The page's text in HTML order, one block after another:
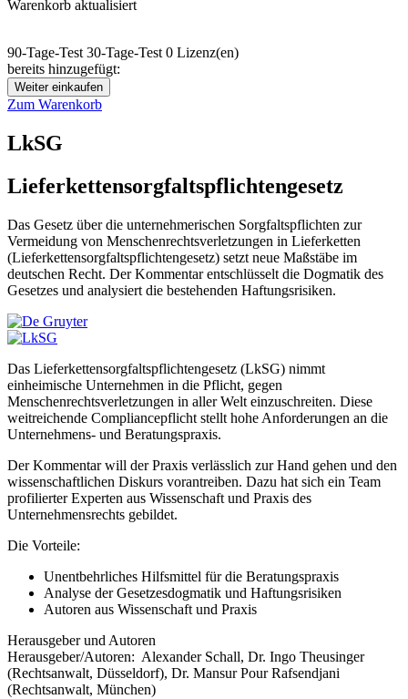
Warenkorb aktualisiert
90-Tage-Test 30-Tage-Test 0 Lizenz(en)
bereits hinzugefügt:
Weiter einkaufen
Zum Warenkorb
LkSG
Lieferkettensorgfaltspflichtengesetz
Das Gesetz über die unternehmerischen Sorgfaltspflichten zur
Vermeidung von Menschenrechtsverletzungen in Lieferketten
(Lieferkettensorgfaltspflichtengesetz) setzt neue Maßstäbe im
deutschen Recht. Der Kommentar entschlüsselt die Dogmatik des
Gesetzes und analysiert die bestehenden Haftungsrisiken.
Das Lieferkettensorgfaltspflichtengesetz (LkSG) nimmt
einheimische Unternehmen in die Pflicht, gegen
Menschenrechtsverletzungen in aller Welt einzuschreiten. Diese
weitreichende Compliancepflicht stellt hohe Anforderungen an die
Unternehmens- und Beratungspraxis.
Der Kommentar will der Praxis verlässlich zur Hand gehen und den
wissenschaftlichen Diskurs vorantreiben. Dazu hat sich ein Team
profilierter Experten aus Wissenschaft und Praxis des
Unternehmensrechts gebildet.
Die Vorteile:
Unentbehrliches Hilfsmittel für die Beratungspraxis
Analyse der Gesetzesdogmatik und Haftungsrisiken
Autoren aus Wissenschaft und Praxis
Herausgeber und Autoren
Herausgeber/Autoren: Alexander Schall, Dr. Ingo Theusinger
(Rechtsanwalt, Düsseldorf), Dr. Mansur Pour Rafsendjani
(Rechtsanwalt, München)